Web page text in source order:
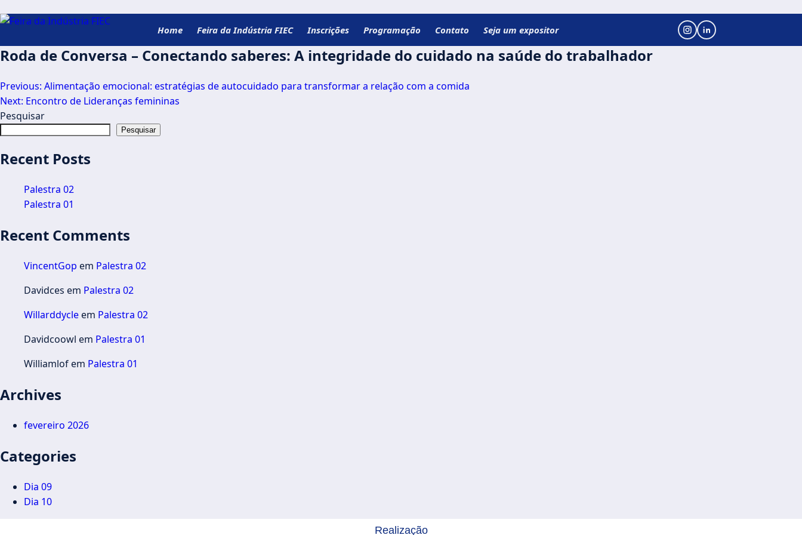
Home Feira da Indústria FIEC Inscrições Programação Contato Seja um expositor
Roda de Conversa – Conectando saberes: A integridade do cuidado na saúde do trabalhador
Previous: Alimentação emocional: estratégias de autocuidado para transformar a relação com a comida
Next: Encontro de Lideranças femininas
Pesquisar
Pesquisar
Recent Posts
Palestra 02
Palestra 01
Recent Comments
VincentGop em Palestra 02
Davidces em Palestra 02
Willarddycleem Palestra 02
Davidcoowl em Palestra 01
Williamlofem Palestra 01
Archives
fevereiro 2026
Categories
Dia 09
Dia 10
Realização